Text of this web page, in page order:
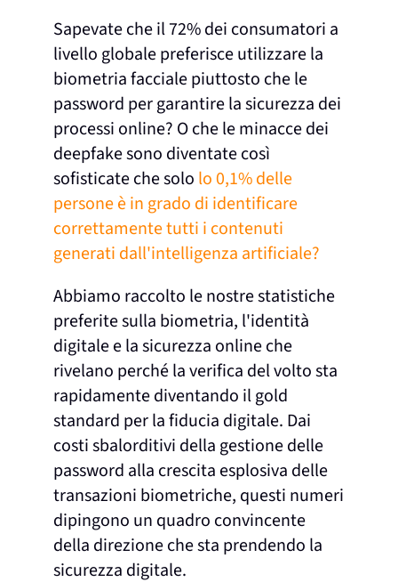
Sapevate che il 72% dei consumatori a
livello globale preferisce utilizzare la
biometria facciale piuttosto che le
password per garantire la sicurezza dei
processi online? O che le minacce dei
deepfake sono diventate così
sofisticate che solo lo 0,1% delle
persone è in grado di identificare
correttamente tutti i contenuti
generati dall'intelligenza artificiale?
Abbiamo raccolto le nostre statistiche
preferite sulla biometria, l'identità
digitale e la sicurezza online che
rivelano perché la verifica del volto sta
rapidamente diventando il gold
standard per la fiducia digitale. Dai
costi sbalorditivi della gestione delle
password alla crescita esplosiva delle
transazioni biometriche, questi numeri
dipingono un quadro convincente
della direzione che sta prendendo la
sicurezza digitale.